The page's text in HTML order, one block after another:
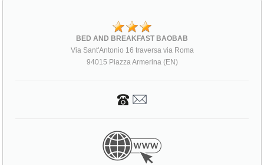
BED AND BREAKFAST BAOBAB
Via Sant'Antonio 16 traversa via Roma
94015 Piazza Armerina (EN)